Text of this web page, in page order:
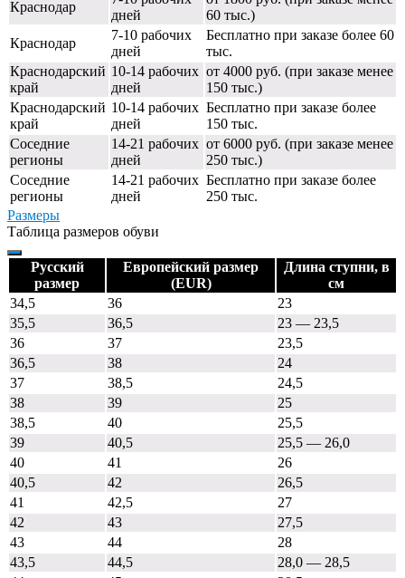
Краснодар
дней
60 тыс.)
Краснодар
7-10 рабочих
дней
Бесплатно при заказе более 60
тыс.
Краснодарский
край
10-14 рабочих
дней
от 4000 руб. (при заказе менее
150 тыс.)
Краснодарский
край
10-14 рабочих
дней
Бесплатно при заказе более
150 тыс.
Соседние
регионы
14-21 рабочих
дней
от 6000 руб. (при заказе менее
250 тыс.)
Соседние
регионы
14-21 рабочих
дней
Бесплатно при заказе более
250 тыс.
Размеры
Таблица размеров обуви
Русский
размер
Европейский размер
(EUR)
Длина ступни, в
см
34,5
36
23
35,5
36,5
23 — 23,5
36
37
23,5
36,5
38
24
37
38,5
24,5
38
39
25
38,5
40
25,5
39
40,5
25,5 — 26,0
40
41
26
40,5
42
26,5
41
42,5
27
42
43
27,5
43
44
28
43,5
44,5
28,0 — 28,5